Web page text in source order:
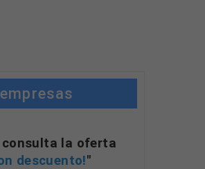
consulta la oferta
descuento!"